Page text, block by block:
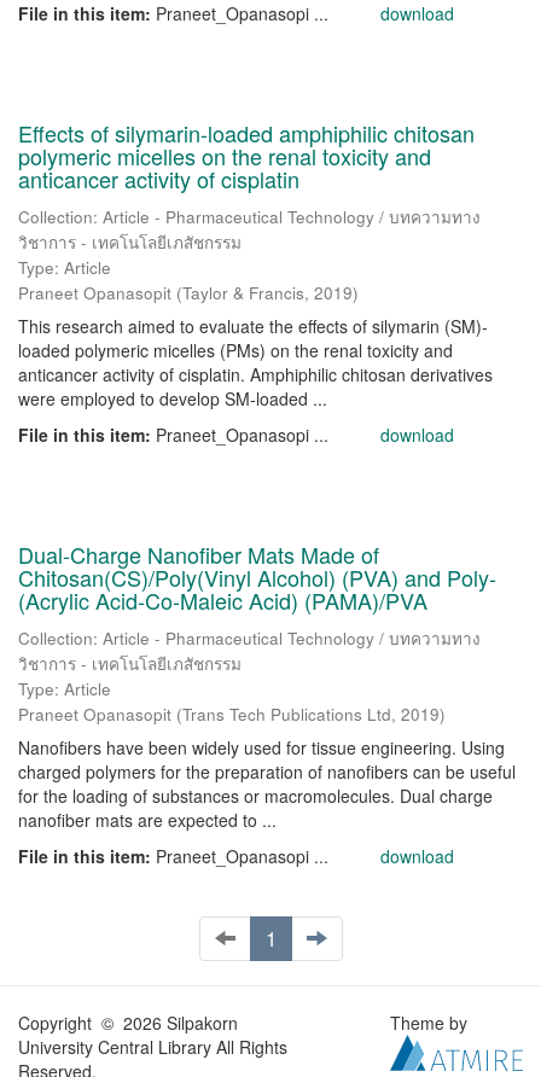
File in this item: Praneet_Opanasopi ... download
Effects of silymarin-loaded amphiphilic chitosan
polymeric micelles on the renal toxicity and
anticancer activity of cisplatin
Collection: Article - Pharmaceutical Technology / บทความทาง
วิชาการ - เทคโนโลยีเภสัชกรรม
Type: Article
Praneet Opanasopit (Taylor & Francis, 2019)
This research aimed to evaluate the effects of silymarin (SM)-
loaded polymeric micelles (PMs) on the renal toxicity and
anticancer activity of cisplatin. Amphiphilic chitosan derivatives
were employed to develop SM-loaded ...
File in this item: Praneet_Opanasopi ... download
Dual-Charge Nanofiber Mats Made of
Chitosan(CS)/Poly(Vinyl Alcohol) (PVA) and Poly-
(Acrylic Acid-Co-Maleic Acid) (PAMA)/PVA
Collection: Article - Pharmaceutical Technology / บทความทาง
วิชาการ - เทคโนโลยีเภสัชกรรม
Type: Article
Praneet Opanasopit (Trans Tech Publications Ltd, 2019)
Nanofibers have been widely used for tissue engineering. Using
charged polymers for the preparation of nanofibers can be useful
for the loading of substances or macromolecules. Dual charge
nanofiber mats are expected to ...
File in this item: Praneet_Opanasopi ... download
1
Copyright © 2026 Silpakorn
University Central Library All Rights
Reserved.
Theme by